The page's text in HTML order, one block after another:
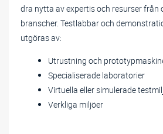
dra nytta av expertis och resurser från
branscher. Testlabbar och
utgöras av:
Utrustning och
Specialiserade laboratorier
Virtuella eller simulerade
Verkliga miljöer